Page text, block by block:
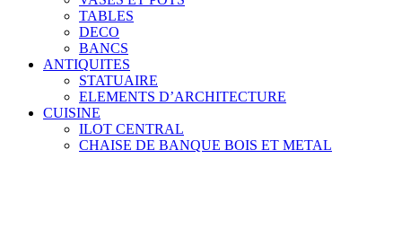
TABLES
DECO
BANCS
ANTIQUITES
STATUAIRE
ELEMENTS D’ARCHITECTURE
CUISINE
ILOT CENTRAL
CHAISE DE BANQUE BOIS ET METAL